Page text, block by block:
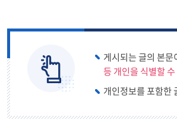
교육정보나눔터
희망교육지구
방과후청렴소리샘
(방청소)
게시되는 글의 본
등 개인을 식별할
개인정보를 포함한